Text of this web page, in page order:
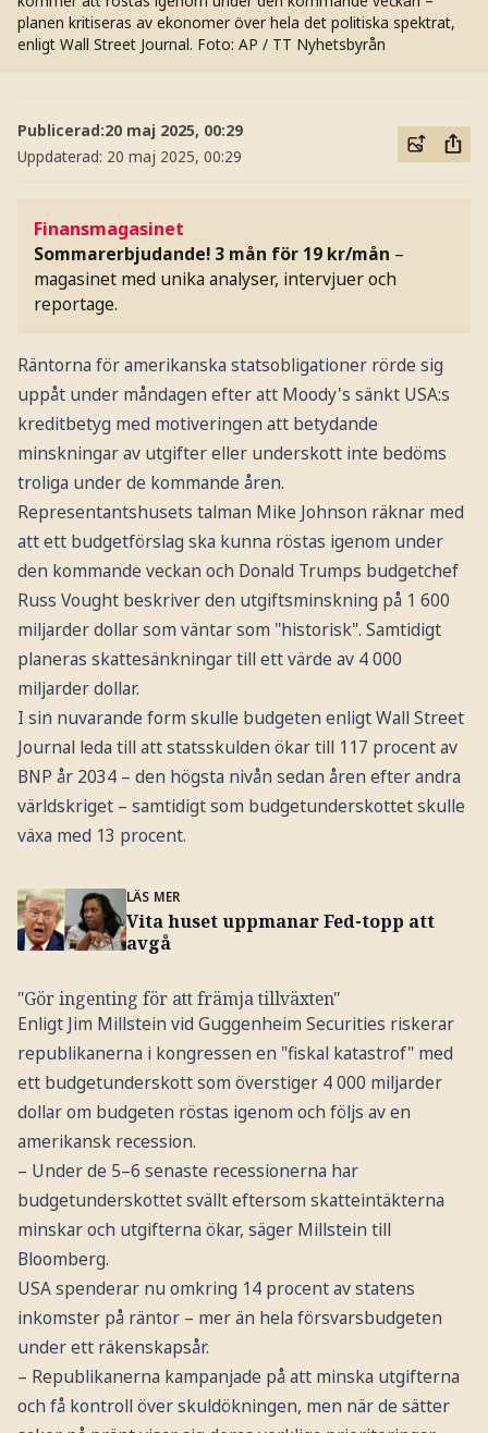
planen kritiseras av ekonomer över hela det politiska spektrat,
enligt Wall Street Journal. Foto: AP / TT Nyhetsbyrån
Publicerad:20 maj 2025, 00:29
Uppdaterad: 20 maj 2025, 00:29
Finansmagasinet
Sommarerbjudande! 3 mån för 19 kr/mån –
magasinet med unika analyser, intervjuer och
reportage.
Räntorna för amerikanska statsobligationer rörde sig
uppåt under måndagen efter att Moody's sänkt USA:s
kreditbetyg med motiveringen att betydande
minskningar av utgifter eller underskott inte bedöms
troliga under de kommande åren.
Representantshusets talman Mike Johnson räknar med
att ett budgetförslag ska kunna röstas igenom under
den kommande veckan och Donald Trumps budgetchef
Russ Vought beskriver den utgiftsminskning på 1 600
miljarder dollar som väntar som "historisk". Samtidigt
planeras skattesänkningar till ett värde av 4 000
miljarder dollar.
I sin nuvarande form skulle budgeten enligt Wall Street
Journal leda till att statsskulden ökar till 117 procent av
BNP år 2034 – den högsta nivån sedan åren efter andra
världskriget – samtidigt som budgetunderskottet skulle
växa med 13 procent.
LÄS MER
Vita huset uppmanar Fed-topp att
avgå
"Gör ingenting för att främja tillväxten"
Enligt Jim Millstein vid Guggenheim Securities riskerar
republikanerna i kongressen en "fiskal katastrof" med
ett budgetunderskott som överstiger 4 000 miljarder
dollar om budgeten röstas igenom och följs av en
amerikansk recession.
– Under de 5–6 senaste recessionerna har
budgetunderskottet svällt eftersom skatteintäkterna
minskar och utgifterna ökar, säger Millstein till
Bloomberg.
USA spenderar nu omkring 14 procent av statens
inkomster på räntor – mer än hela försvarsbudgeten
under ett räkenskapsår.
– Republikanerna kampanjade på att minska utgifterna
och få kontroll över skuldökningen, men när de sätter